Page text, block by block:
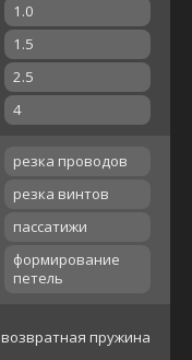
1.0
1.5
2.5
4
резка проводов
резка винтов
пассатижи
формирование
петель
возвратная пружина